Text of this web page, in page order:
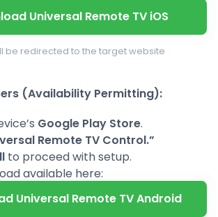
Universal Remote TV iOS
be redirected to the target website
(Availability Permitting):
Google Play Store.
Remote TV Control.”
to proceed with setup.
available here:
Universal Remote TV Android